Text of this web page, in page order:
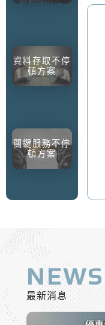
資料存取不停
頓方案
關鍵服務不停
頓方案
NEWS
最新消息